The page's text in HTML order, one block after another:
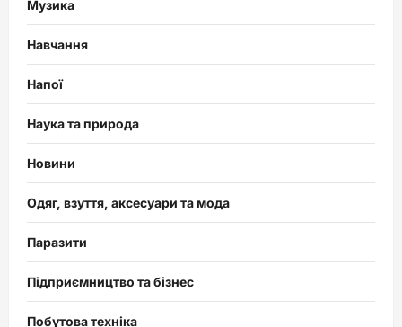
Музика
Навчання
Напої
Наука та природа
Новини
Одяг, взуття, аксесуари та мода
Паразити
Підприємництво та бізнес
Побутова техніка